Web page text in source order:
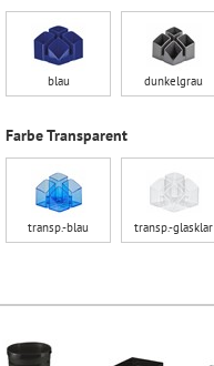
blau dunkelgrau
Farbe Transparent
transp.-blau transp.-glasklar